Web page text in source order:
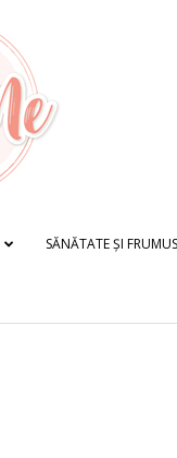
SĂNĂTATE ȘI